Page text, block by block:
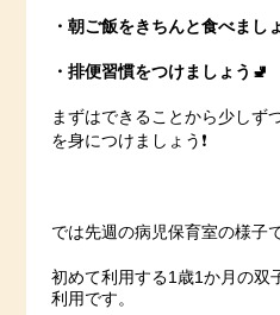
・朝ご飯をきちんと食べまし
・排便習慣をつけましょう🚽
まずはできることから少しず
を身につけましょう❗️
では先週の病児保育室の様子
初めて利用する1歳1か月の双
利用です。